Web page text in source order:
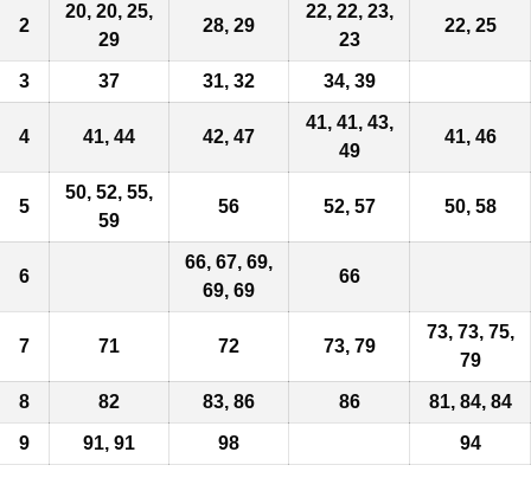
2
20, 20, 25,
29
28, 29
22, 22, 23,
23
22, 25
3 37 31, 32 34, 39
4 41, 44 42, 47
41, 41, 43,
49
41, 46
5
50, 52, 55,
59
56 52, 57 50, 58
6
66, 67, 69,
69, 69
66
7 71 72 73, 79
73, 73, 75,
79
8 82 83, 86 86 81, 84, 84
9 91, 91 98 94